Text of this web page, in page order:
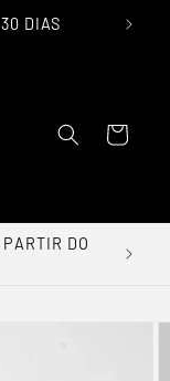
DIAS
Carrinho
- 20% OFF